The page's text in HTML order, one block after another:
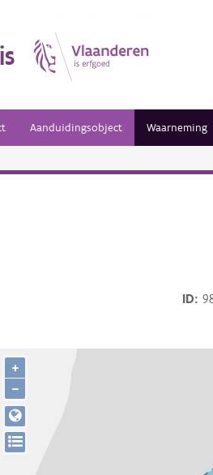
Aanduidingsobject Waarneming
ID
+
−